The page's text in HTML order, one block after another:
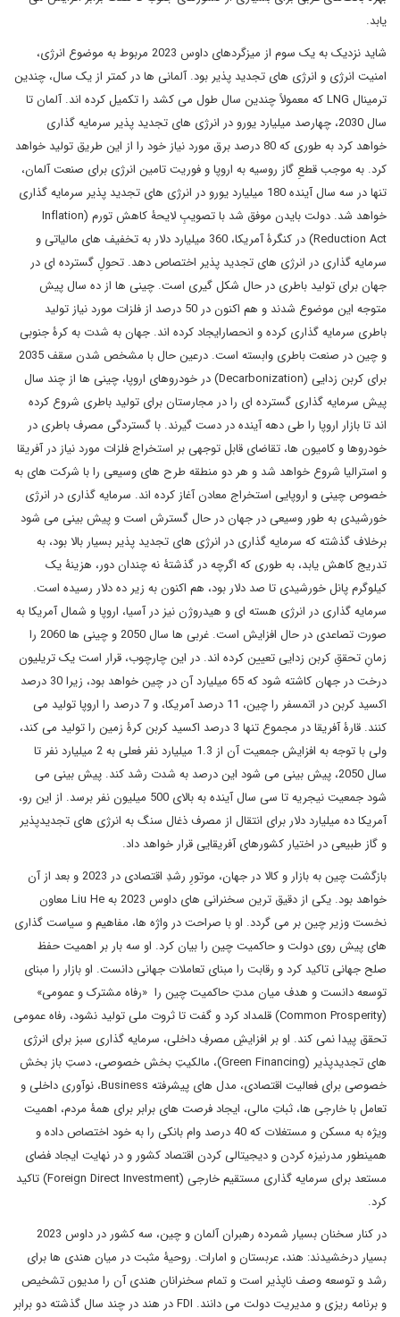
یابد.
شاید نزدیک به یک سوم از میزگردهای داوس 2023 مربوط به موضوع انرژی،
امنیت انرژی و انرژی های تجدید پذیر بود. آلمانی ها در کمتر از یک سال، چندین
ترمینال LNG که معمولاً چندین سال طول می کشد را تکمیل کرده اند. آلمان تا
سال 2030، چهارصد میلیارد یورو در انرژی های تجدید پذیر سرمایه گذاری
خواهد کرد به طوری که 80 درصد برق مورد نیاز خود را از این طریق تولید خواهد
کرد. به موجب قطعِ گاز روسیه به اروپا و فوریت تامین انرژی برای صنعت آلمان،
تنها در سه سال آینده 180 میلیارد یورو در انرژی های تجدید پذیر سرمایه گذاری
خواهد شد. دولت بایدن موفق شد با تصویبِ لایحۀ کاهش تورم (Inflation
Reduction Act) در کنگرۀ آمریکا، 360 میلیارد دلار به تخفیف های مالیاتی و
سرمایه گذاری در انرژی های تجدید پذیر اختصاص دهد. تحولِ گسترده ای در
جهان برای تولید باطری در حال شکل گیری است. چینی ها از ده سال پیش
متوجه این موضوع شدند و هم اکنون در 50 درصد از فلزات مورد نیاز تولید
باطری سرمایه گذاری کرده و انحصارایجاد کرده اند. جهان به شدت به کرۀ جنوبی
و چین در صنعت باطری وابسته است. درعین حال با مشخص شدن سقف 2035
برای کربن زدایی (Decarbonization) در خودروهای اروپا، چینی ها از چند سال
پیش سرمایه گذاری گسترده ای را در مجارستان برای تولید باطری شروع کرده
اند تا بازار اروپا را طی دهه آینده در دست گیرند. با گستردگی مصرف باطری در
خودروها و کامیون ها، تقاضای قابل توجهی بر استخراج فلزات مورد نیاز در آفریقا
و استرالیا شروع خواهد شد و هر دو منطقه طرح های وسیعی را با شرکت های به
خصوص چینی و اروپایی استخراج معادن آغاز کرده اند. سرمایه گذاری در انرژی
خورشیدی به طور وسیعی در جهان در حال گسترش است و پیش بینی می شود
برخلاف گذشته که سرمایه گذاری در انرژی های تجدید پذیر بسیار بالا بود، به
تدریج کاهش یابد، به طوری که اگرچه در گذشتۀ نه چندان دور، هزینۀ یک
کیلوگرم پانل خورشیدی تا صد دلار بود، هم اکنون به زیر ده دلار رسیده است.
سرمایه گذاری در انرژی هسته ای و هیدروژن نیز در آسیا، اروپا و شمال آمریکا به
صورت تصاعدی در حال افزایش است. غربی ها سال 2050 و چینی ها 2060 را
زمانِ تحققِ کربن زدایی تعیین کرده اند. در این چارچوب، قرار است یک تریلیون
درخت در جهان کاشته شود که 65 میلیارد آن در چین خواهد بود، زیرا 30 درصد
اکسید کربن در اتمسفر را چین، 11 درصد آمریکا، و 7 درصد را اروپا تولید می
کنند. قارۀ آفریقا در مجموع تنها 3 درصد اکسید کربن کرۀ زمین را تولید می کند،
ولی با توجه به افزایش جمعیت آن از 1.3 میلیارد نفر فعلی به 2 میلیارد نفر تا
سال 2050، پیش بینی می شود این درصد به شدت رشد کند. پیش بینی می
شود جمعیت نیجریه تا سی سال آینده به بالای 500 میلیون نفر برسد. از این رو،
آمریکا ده میلیارد دلار برای انتقال از مصرف ذغال سنگ به انرژی های تجدیدپذیر
و گاز طبیعی در اختیار کشورهای آفریقایی قرار خواهد داد.
بازگشت چین به بازار و کالا در جهان، موتورِ رشدِ اقتصادی در 2023 و بعد از آن
خواهد بود. یکی از دقیق ترین سخنرانی های داوس 2023 به Liu He معاون
نخست وزیر چین بر می گردد. او با صراحت در واژه ها، مفاهیم و سیاست گذاری
های پیش روی دولت و حاکمیت چین را بیان کرد. او سه بار بر اهمیت حفظ
صلح جهانی تاکید کرد و رقابت را مبنای تعاملات جهانی دانست. او بازار را مبنای
توسعه دانست و هدف میان مدتِ حاکمیت چین را «رفاه مشترک و عمومی»
(Common Prosperity) قلمداد کرد و گفت تا ثروت ملی تولید نشود، رفاه عمومی
تحقق پیدا نمی کند. او بر افزایشِ مصرفِ داخلی، سرمایه گذاری سبز برای انرژی
های تجدیدپذیر (Green Financing)، مالکیتِ بخش خصوصی، دستِ باز بخش
خصوصی برای فعالیت اقتصادی، مدل های پیشرفته Business، نوآوری داخلی و
تعامل با خارجی ها، ثباتِ مالی، ایجاد فرصت های برابر برای همۀ مردم، اهمیت
ویژه به مسکن و مستغلات که 40 درصد وام بانکی را به خود اختصاص داده و
همینطور مدرنیزه کردن و دیجیتالی کردن اقتصاد کشور و در نهایت ایجاد فضای
مستعد برای سرمایه گذاری مستقیم خارجی (Foreign Direct Investment) تاکید
کرد.
در کنار سخنان بسیار شمرده رهبران آلمان و چین، سه کشور در داوس 2023
بسیار درخشیدند: هند، عربستان و امارات. روحیۀ مثبت در میان هندی ها برای
رشد و توسعه وصف ناپذیر است و تمام سخنرانان هندی آن را مدیون تشخیص
و برنامه ریزی و مدیریت دولت می دانند. FDI در هند در چند سال گذشته دو برابر